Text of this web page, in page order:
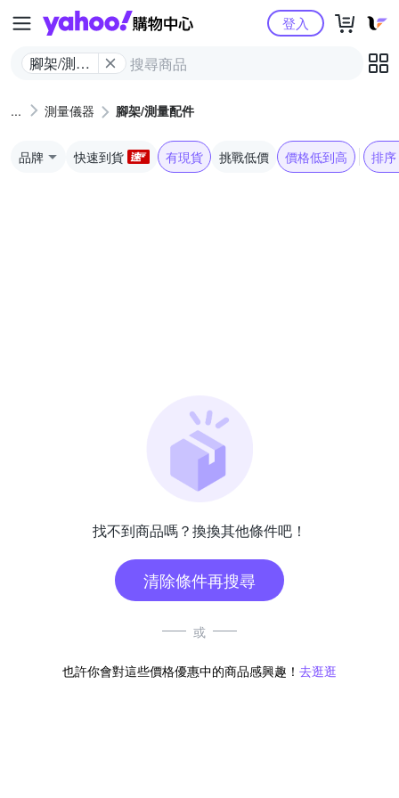
Yahoo購物中心
腳架/測量
登入
測量儀器 腳架/測量配件
品牌 快速到貨 有現貨 挑戰低價 價格低到高 排序
找不到商品嗎？換換其他條件吧！
清除條件再搜尋
或
也許你會對這些價格優惠中的商品感興趣！ 去逛逛